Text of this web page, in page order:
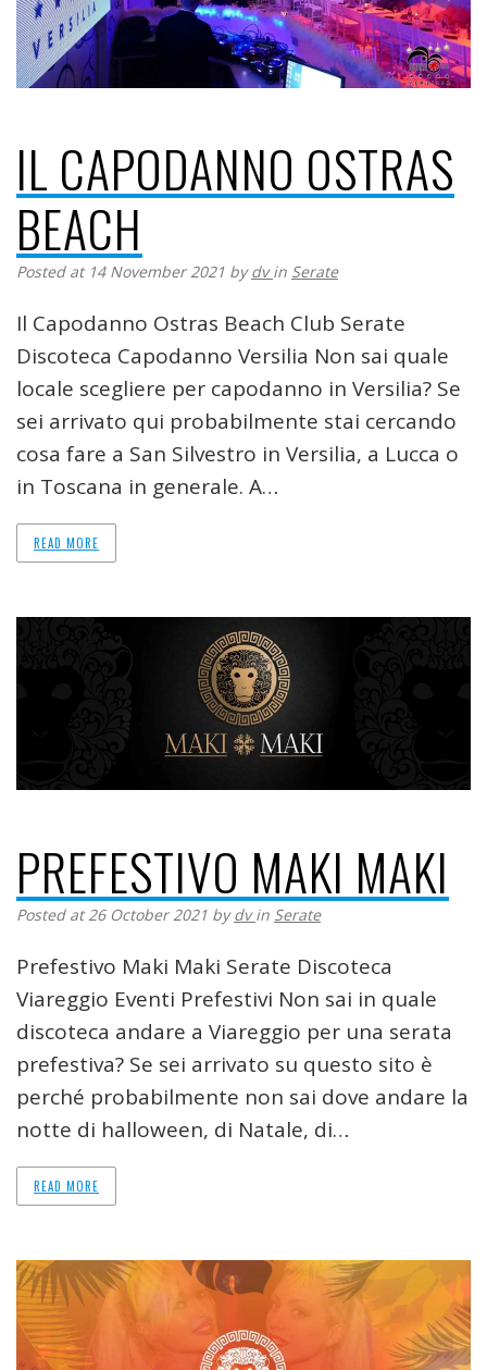
IL CAPODANNO OSTRAS
BEACH
Posted at 14 November 2021 bydvin Serate
Il Capodanno Ostras Beach Club Serate
Discoteca Capodanno Versilia Non sai quale
locale scegliere per capodanno in Versilia? Se
sei arrivato qui probabilmente stai cercando
cosa fare a San Silvestro in Versilia, a Lucca o
in Toscana in generale. A…
READ MORE
PREFESTIVO MAKI MAKI
Posted at 26 October 2021 bydvin Serate
Prefestivo Maki Maki Serate Discoteca
Viareggio Eventi Prefestivi Non sai in quale
discoteca andare a Viareggio per una serata
prefestiva? Se sei arrivato su questo sito è
perché probabilmente non sai dove andare la
notte di halloween, di Natale, di…
READ MORE